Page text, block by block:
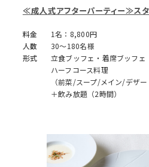
≪成人式アフターパーティー≫ス
料金
1名：8,800円
人数
30～180名様
形式
立食ブッフェ・着席ブッフェ
ハーフコース料理
（前菜/スープ/メイン/デザー
＋飲み放題（2時間）